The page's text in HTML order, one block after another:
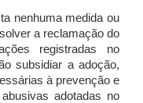
nenhuma medida ou
a reclamação do
registradas no
subsidiar a adoção,
à prevenção e
adotadas no